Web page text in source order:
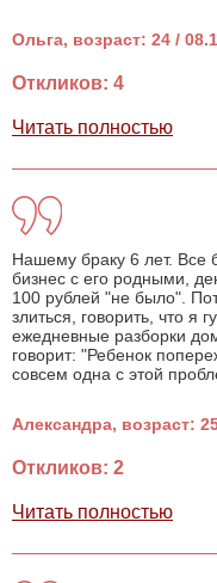
Ольга, возраст: 24 /
Откликов: 4
Читать полностью
Нашему браку 6 лет. Все
бизнес с его родными,
100 рублей "не было".
злиться, говорить, что я
ежедневные разборки
говорит: "Ребенок
совсем одна с этой
Александра, возраст:
Откликов: 2
Читать полностью